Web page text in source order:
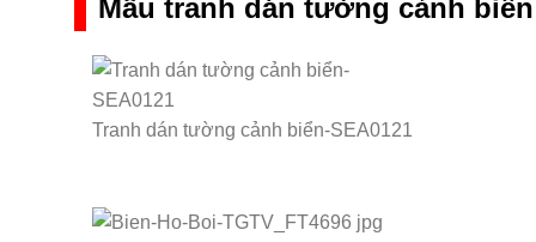
Mẫu tranh dán tường cảnh
Tranh dán tường cảnh biển-SEA0121